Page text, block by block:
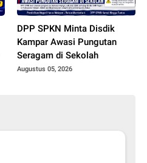
DPP SPKN Minta Disdik
Kampar Awasi Pungutan
Seragam di Sekolah
Augustus 05, 2026